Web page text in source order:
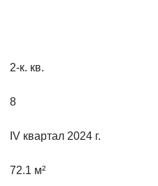
2-к. кв.
8
IV квартал 2024 г.
72.1 м²